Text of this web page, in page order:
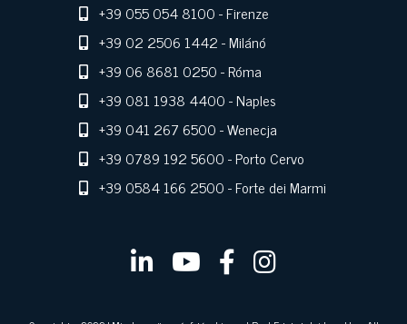
+39 055 054 8100- Firenze
+39 02 2506 1442- Milánó
+39 06 8681 0250- Róma
+39 081 1938 4400- Naples
+39 041 267 6500- Wenecja
+39 0789 192 5600- Porto Cervo
+39 0584 166 2500- Forte dei Marmi